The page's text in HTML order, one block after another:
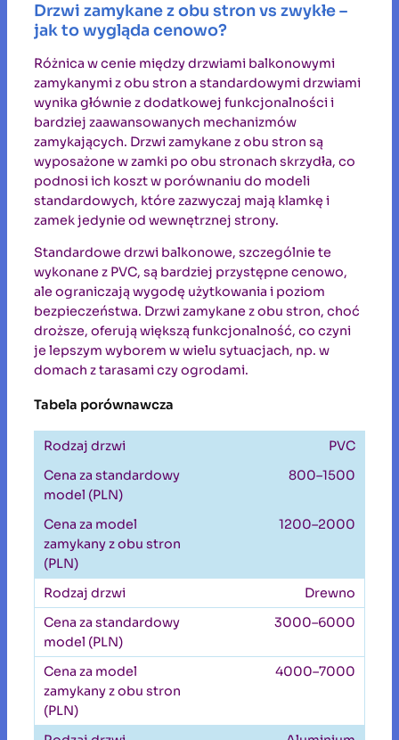
Drzwi zamykane z obu stron vs zwykłe –
jak to wygląda cenowo?
Różnica w cenie między drzwiami balkonowymi
zamykanymi z obu stron a standardowymi drzwiami
wynika głównie z dodatkowej funkcjonalności i
bardziej zaawansowanych mechanizmów
zamykających. Drzwi zamykane z obu stron są
wyposażone w zamki po obu stronach skrzydła, co
podnosi ich koszt w porównaniu do modeli
standardowych, które zazwyczaj mają klamkę i
zamek jedynie od wewnętrznej strony.
Standardowe drzwi balkonowe, szczególnie te
wykonane z PVC, są bardziej przystępne cenowo,
ale ograniczają wygodę użytkowania i poziom
bezpieczeństwa. Drzwi zamykane z obu stron, choć
droższe, oferują większą funkcjonalność, co czyni
je lepszym wyborem w wielu sytuacjach, np. w
domach z tarasami czy ogrodami.
Tabela porównawcza
PVC
800–1500
1200–2000
Drewno
3000–6000
4000–7000